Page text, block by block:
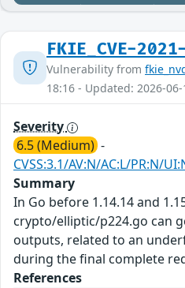
FKIE_CVE-
Vulnerability from
18:16 - Updated: 2026-
Severity
6.5 (Medium) -
CVSS:3.1/AV:N/AC:L/PR:N/
Summary
In Go before 1.14.14 and
crypto/elliptic/p224.go can
outputs, related to an
during the final complete
References